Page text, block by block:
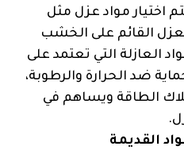
اختيار مواد عزل مثل
القائم على الخشب
العازلة التي تعتمد على
ضد الحرارة والرطوبة،
الطاقة ويساهم في
القديمة